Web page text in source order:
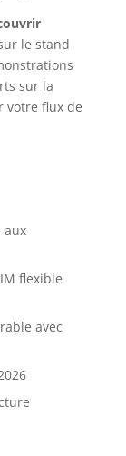
le stand
sur la
votre flux de
aux
flexible
avec